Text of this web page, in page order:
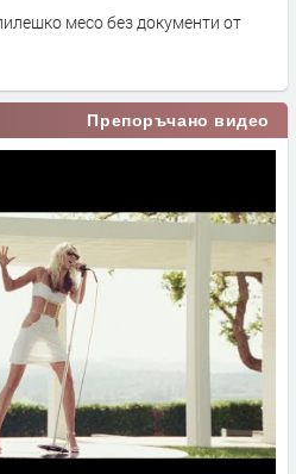
месо без документи от
Препоръчано видео